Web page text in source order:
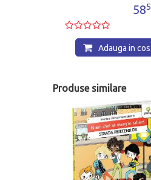
58
Adauga in cos
Produse similare